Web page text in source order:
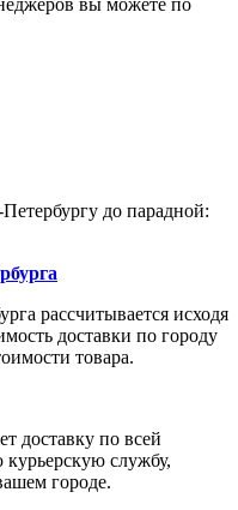
до парадной:
рассчитывается исходя
доставки по городу
товара.
доставку по всей
службу,
городе.